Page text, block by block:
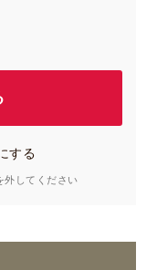
する
外してください